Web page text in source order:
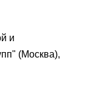
и
(Москва),